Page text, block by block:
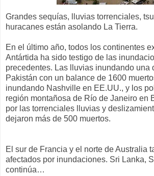
Grandes sequías, lluvias torrenciales,
huracanes están asolando La Tierra.
En el último año, todos los continentes
Antártida ha sido testigo de las
precedentes. Las lluvias inundando una
Pakistán con un balance de 1600
inundando Nashville en EE.UU., y los
región montañosa de Río de Janeiro en
por las torrenciales lluvias y
dejaron más de 500 muertos.
El sur de Francia y el norte de Australia
afectados por inundaciones. Sri Lanka,
continúa…